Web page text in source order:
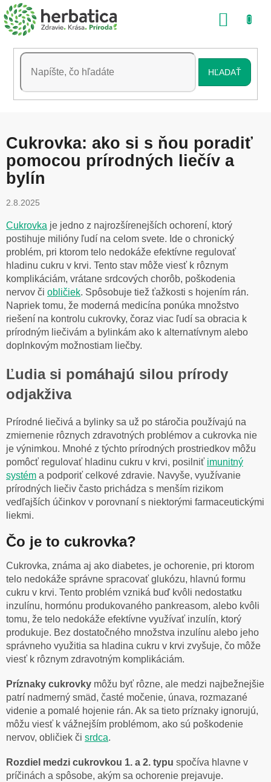
Prejsť
na
obsah
HĽADAŤ
Cukrovka: ako si s ňou poradiť
pomocou prírodných liečív a
bylín
2.8.2025
Cukrovka je jedno z najrozšírenejších ochorení, ktorý
postihuje milióny ľudí na celom svete. Ide o chronický
problém, pri ktorom telo nedokáže efektívne regulovať
hladinu cukru v krvi. Tento stav môže viesť k rôznym
komplikáciám, vrátane srdcových chorôb, poškodenia
nervov či obličiek. Spôsobuje tiež ťažkosti s hojením rán.
Napriek tomu, že moderná medicína ponúka množstvo
riešení na kontrolu cukrovky, čoraz viac ľudí sa obracia k
prírodným liečivám a bylinkám ako k alternatívnym alebo
doplnkovým možnostiam liečby.
Ľudia si pomáhajú silou prírody
odjakživa
Prírodné liečivá a bylinky sa už po stáročia používajú na
zmiernenie rôznych zdravotných problémov a cukrovka nie
je výnimkou. Mnohé z týchto prírodných prostriedkov môžu
pomôcť regulovať hladinu cukru v krvi, posilniť imunitný
systém a podporiť celkové zdravie. Navyše, využívanie
prírodných liečiv často prichádza s menším rizikom
vedľajších účinkov v porovnaní s niektorými farmaceutickými
liekmi.
Čo je to cukrovka?
Cukrovka, známa aj ako diabetes, je ochorenie, pri ktorom
telo nedokáže správne spracovať glukózu, hlavnú formu
cukru v krvi. Tento problém vzniká buď kvôli nedostatku
inzulínu, hormónu produkovaného pankreasom, alebo kvôli
tomu, že telo nedokáže efektívne využívať inzulín, ktorý
produkuje. Bez dostatočného množstva inzulínu alebo jeho
správneho využitia sa hladina cukru v krvi zvyšuje, čo môže
viesť k rôznym zdravotným komplikáciám.
Príznaky cukrovky môžu byť rôzne, ale medzi najbežnejšie
patrí nadmerný smäd, časté močenie, únava, rozmazané
videnie a pomalé hojenie rán. Ak sa tieto príznaky ignorujú,
môžu viesť k vážnejším problémom, ako sú poškodenie
nervov, obličiek či srdca.
Rozdiel medzi cukrovkou 1. a 2. typu spočíva hlavne v
príčinách a spôsobe, akým sa ochorenie prejavuje.